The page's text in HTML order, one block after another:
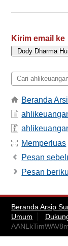
Kirim email ke
Beranda
Memperluas
Pesan
Pesan
Beranda Arsip
Umum